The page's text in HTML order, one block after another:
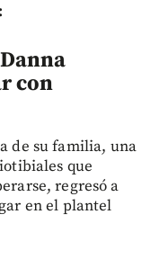
con
de su familia, una
que
regresó a
en el plantel